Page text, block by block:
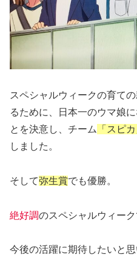
スペシャルウィークの育ての
るために、日本一のウマ娘
とを決意し、チーム
「スピカ
しました。
そして弥生賞でも優勝。
絶好調のスペシャルウィーク
今後の活躍に期待したいと思